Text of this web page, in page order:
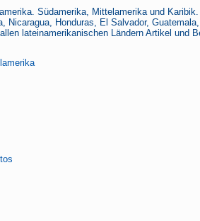
Südamerika, Mittelamerika und
Honduras, El Salvador,
lateinamerikanischen Ländern Artikel und